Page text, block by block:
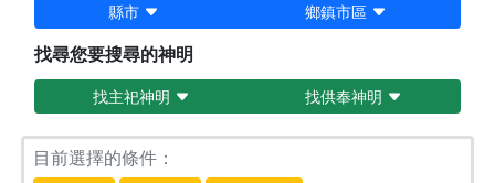
縣市 鄉鎮市區
找尋您要搜尋的神明
找主祀神明 找供奉神明
目前選擇的條件：